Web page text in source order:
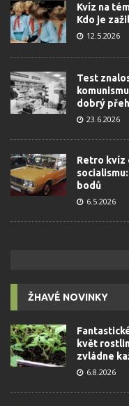
Kvíz na
Kdo je
12.5.2026
Test
dobrý
23.6.2026
Retro kvíz
bodů
6.5.2026
ŽHAVÉ NOVINKY
květ
zvládne
6.8.2026